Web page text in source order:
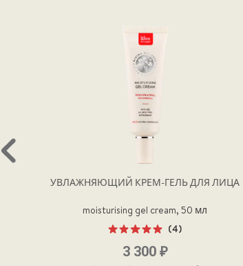
УВЛАЖНЯЮЩИЙ КРЕМ-ГЕЛЬ ДЛЯ ЛИЦА
moisturising gel cream, 50 мл
5.00из 5
(4)
3 300 ₽